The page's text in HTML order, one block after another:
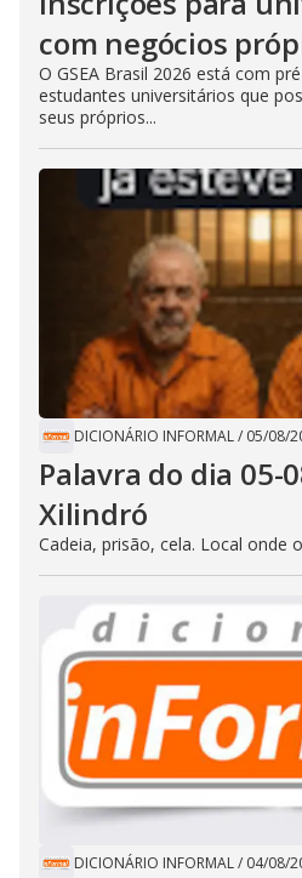
com negócios
O GSEA Brasil 2026 está com
estudantes universitários que
seus próprios...
DICIONÁRIO INFORMAL/ 05/08/
Palavra do dia 05-
Xilindró
Cadeia, prisão, cela. Local onde
DICIONÁRIO INFORMAL/ 04/08/